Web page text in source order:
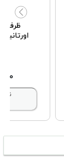
اورتانیس مدل 3
۹۹,۶۰۰
نوع